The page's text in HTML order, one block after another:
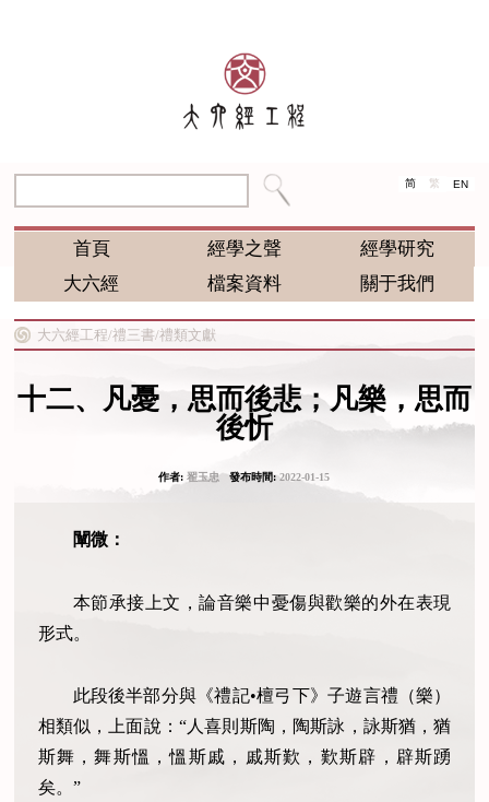
简 繁 EN
首頁 經學之聲
經學研究
大六經
檔案資料 關于我們
大六經工程/禮三書/禮類文獻
十二、凡憂，思而後悲；凡樂，思而
後忻
作者:翟玉忠發布時間:2022-01-15
闡微：
本節承接上文，論音樂中憂傷與歡樂的外在表現
形式。
此段後半部分與《禮記•檀弓下》子遊言禮（樂）
相類似，上面說：“人喜則斯陶，陶斯詠，詠斯猶，猶
斯舞，舞斯慍，慍斯戚，戚斯歎，歎斯辟，辟斯踴
矣。”